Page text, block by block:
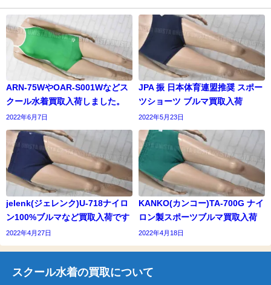
ARN-75WやOAR-S001Wなどス
クール水着買取入荷しました。
2022年6月7日
JPA 振 日本体育連盟推奨 スポー
ツショーツ ブルマ買取入荷
2022年5月23日
jelenk(ジェレンク)U-718ナイロ
ン100%ブルマなど買取入荷です
2022年4月27日
KANKO(カンコー)TA-700G ナイ
ロン製スポーツブルマ買取入荷
2022年4月18日
スクール水着の買取について